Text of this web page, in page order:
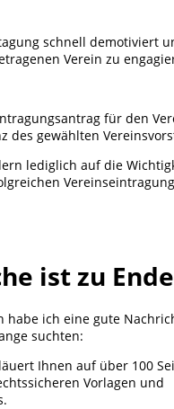
schnell demotiviert
Verein zu
für den
des gewählten
lediglich auf die
ist zu
habe ich eine gute
suchten:
Ihnen auf über 100
Vorlagen und